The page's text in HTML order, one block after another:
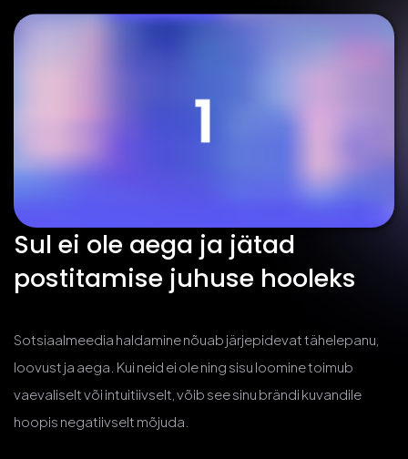
Sul ei ole aega ja jätad
postitamise juhuse hooleks
Sotsiaalmeedia haldamine nõuab järjepidevat tähelepanu,
loovust ja aega. Kui neid ei ole ning sisu loomine toimub
vaevaliselt või intuitiivselt, võib see sinu brändi kuvandile
hoopis negatiivselt mõjuda.